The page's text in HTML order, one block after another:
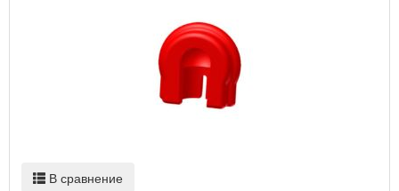
В сравнение